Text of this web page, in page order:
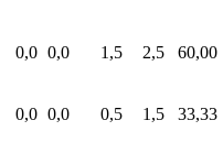
0,0 0,0 1,5 2,5 60,00
0,0 0,0 0,5 1,5 33,33